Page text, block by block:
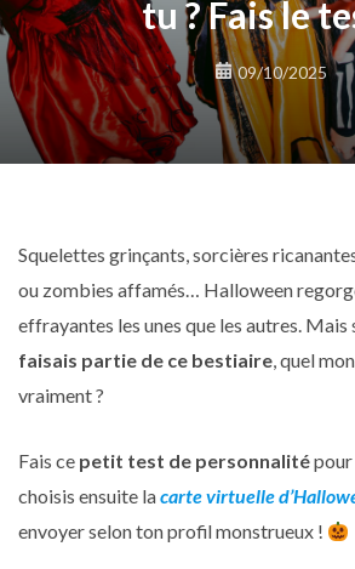
tu ? Fais le
09/10/2025
Squelettes grinçants, sorcières
ou zombies affamés… Halloween
effrayantes les unes que les autres. Mais
faisais partie de ce bestiaire, quel
vraiment ?
Fais ce petit test de personnalité
choisis ensuite lacarte virtuelle
envoyer selon ton profil monstrueux !